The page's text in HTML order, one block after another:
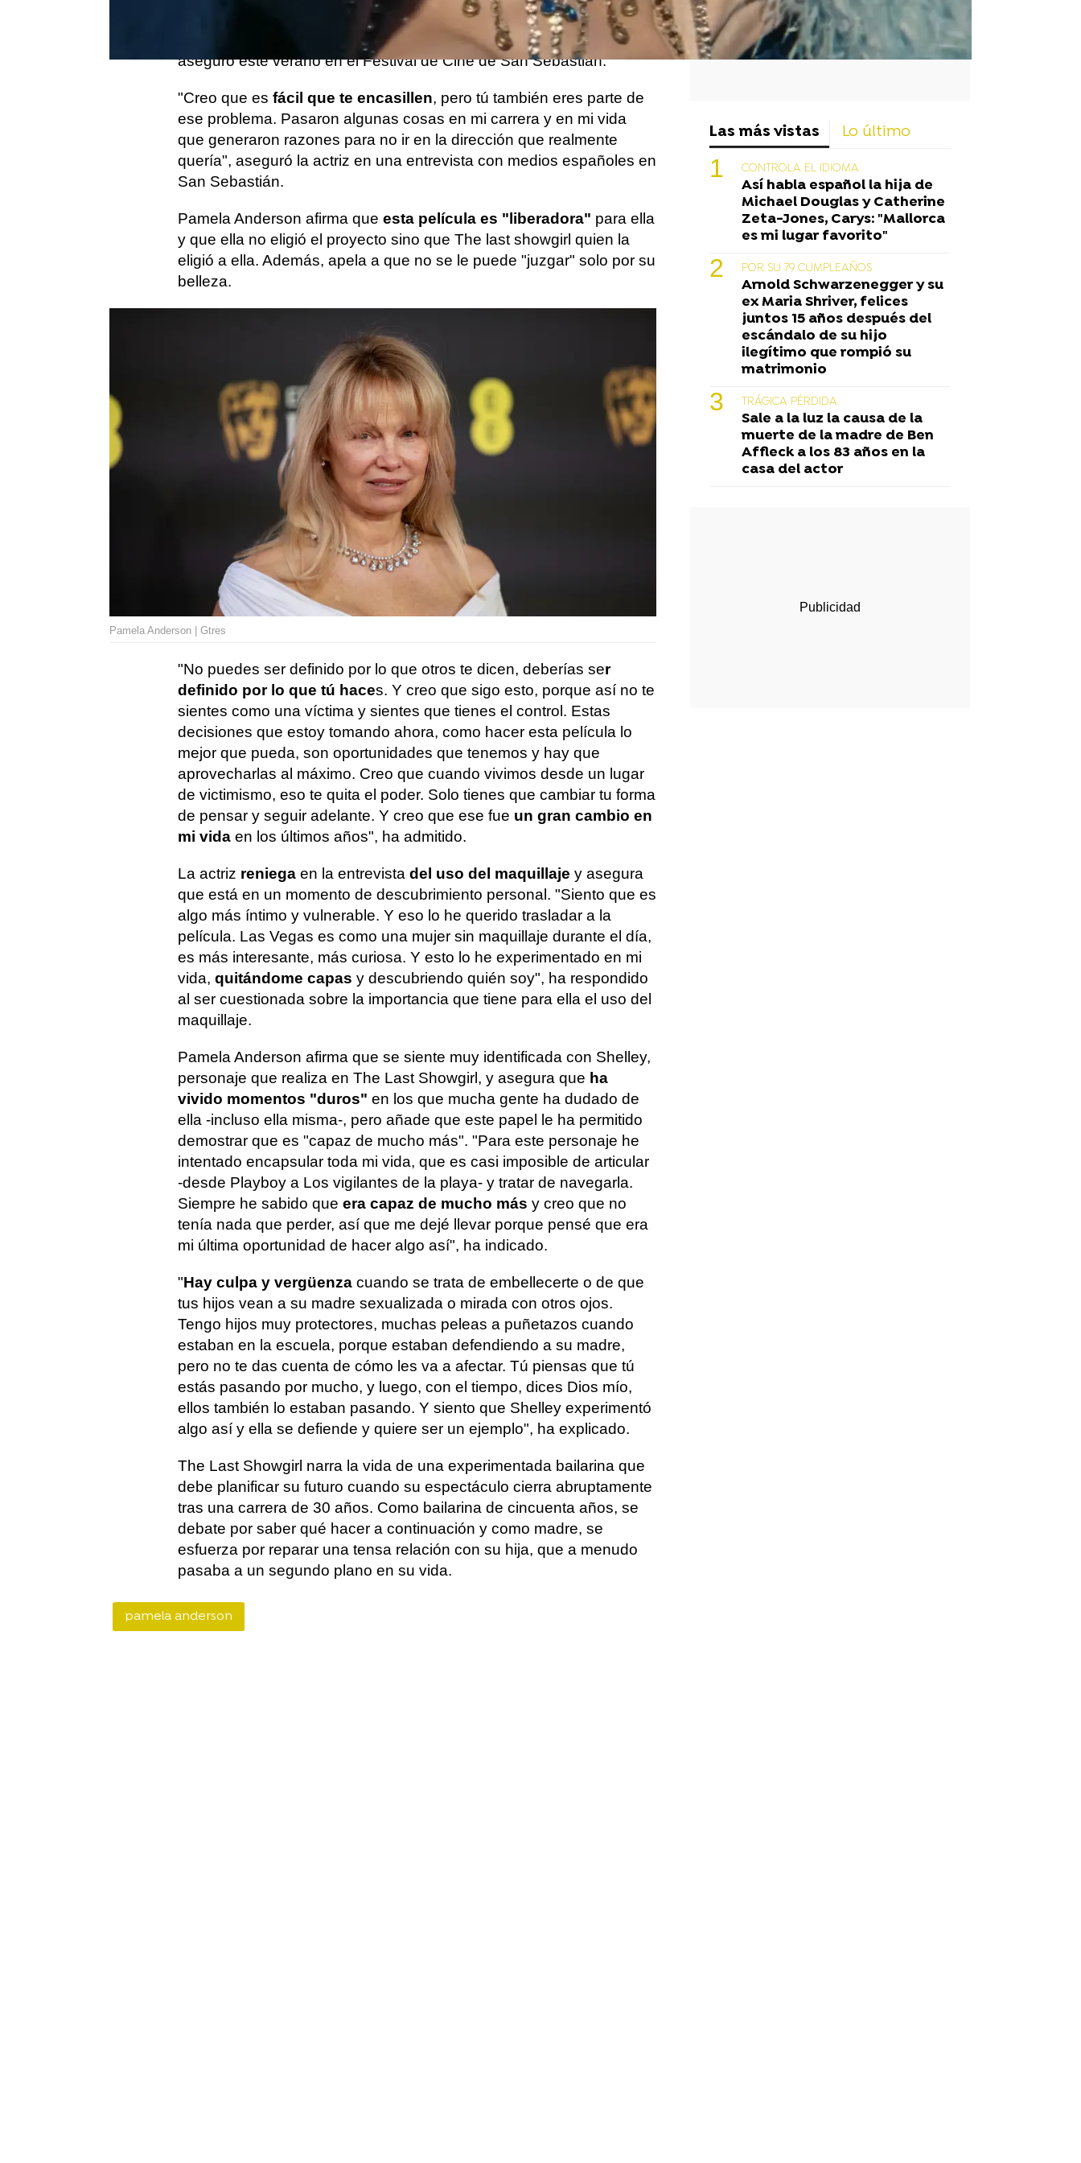
sobrina de Sofía Coppola-, y que siente que es
su última
después de una carrera enfocada en su físico, como
aseguró este verano en el Festival de Cine de San Sebastián.
"Creo que es fácil que te encasillen, pero tú también eres parte de
ese problema. Pasaron algunas cosas en mi carrera y en mi vida
que generaron razones para no ir en la dirección que realmente
quería", aseguró la actriz en una entrevista con medios españoles en
San Sebastián.
Pamela Anderson afirma que esta película es "liberadora" para ella
y que ella no eligió el proyecto sino que The last showgirl quien la
eligió a ella. Además, apela a que no se le puede "juzgar" solo por su
belleza.
Pamela Anderson | Gtres
"No puedes ser definido por lo que otros te dicen, deberías ser
definido por lo que tú haces. Y creo que sigo esto, porque así no te
sientes como una víctima y sientes que tienes el control. Estas
decisiones que estoy tomando ahora, como hacer esta película lo
mejor que pueda, son oportunidades que tenemos y hay que
aprovecharlas al máximo. Creo que cuando vivimos desde un lugar
de victimismo, eso te quita el poder. Solo tienes que cambiar tu forma
de pensar y seguir adelante. Y creo que ese fue un gran cambio en
mi vida en los últimos años", ha admitido.
La actriz reniega en la entrevista del uso del maquillaje y asegura
que está en un momento de descubrimiento personal. "Siento que es
algo más íntimo y vulnerable. Y eso lo he querido trasladar a la
película. Las Vegas es como una mujer sin maquillaje durante el día,
es más interesante, más curiosa. Y esto lo he experimentado en mi
vida, quitándome capas y descubriendo quién soy", ha respondido
al ser cuestionada sobre la importancia que tiene para ella el uso del
maquillaje.
Pamela Anderson afirma que se siente muy identificada con Shelley,
personaje que realiza en The Last Showgirl, y asegura que ha
vivido momentos "duros" en los que mucha gente ha dudado de
ella -incluso ella misma-, pero añade que este papel le ha permitido
demostrar que es "capaz de mucho más". "Para este personaje he
intentado encapsular toda mi vida, que es casi imposible de articular
-desde Playboy a Los vigilantes de la playa- y tratar de navegarla.
Siempre he sabido que era capaz de mucho más y creo que no
tenía nada que perder, así que me dejé llevar porque pensé que era
mi última oportunidad de hacer algo así", ha indicado.
"Hay culpa y vergüenza cuando se trata de embellecerte o de que
tus hijos vean a su madre sexualizada o mirada con otros ojos.
Tengo hijos muy protectores, muchas peleas a puñetazos cuando
estaban en la escuela, porque estaban defendiendo a su madre,
pero no te das cuenta de cómo les va a afectar. Tú piensas que tú
estás pasando por mucho, y luego, con el tiempo, dices Dios mío,
ellos también lo estaban pasando. Y siento que Shelley experimentó
algo así y ella se defiende y quiere ser un ejemplo", ha explicado.
The Last Showgirl narra la vida de una experimentada bailarina que
debe planificar su futuro cuando su espectáculo cierra abruptamente
tras una carrera de 30 años. Como bailarina de cincuenta años, se
debate por saber qué hacer a continuación y como madre, se
esfuerza por reparar una tensa relación con su hija, que a menudo
pasaba a un segundo plano en su vida.
pamela anderson
Las más vistas Lo último
CONTROLA EL IDIOMA
Así habla español la hija de
Michael Douglas y Catherine
Zeta-Jones, Carys: "Mallorca
es mi lugar favorito"
POR SU 79 CUMPLEAÑOS
Arnold Schwarzenegger y su
ex Maria Shriver, felices
juntos 15 años después del
escándalo de su hijo
ilegítimo que rompió su
matrimonio
TRÁGICA PÉRDIDA
Sale a la luz la causa de la
muerte de la madre de Ben
Affleck a los 83 años en la
casa del actor